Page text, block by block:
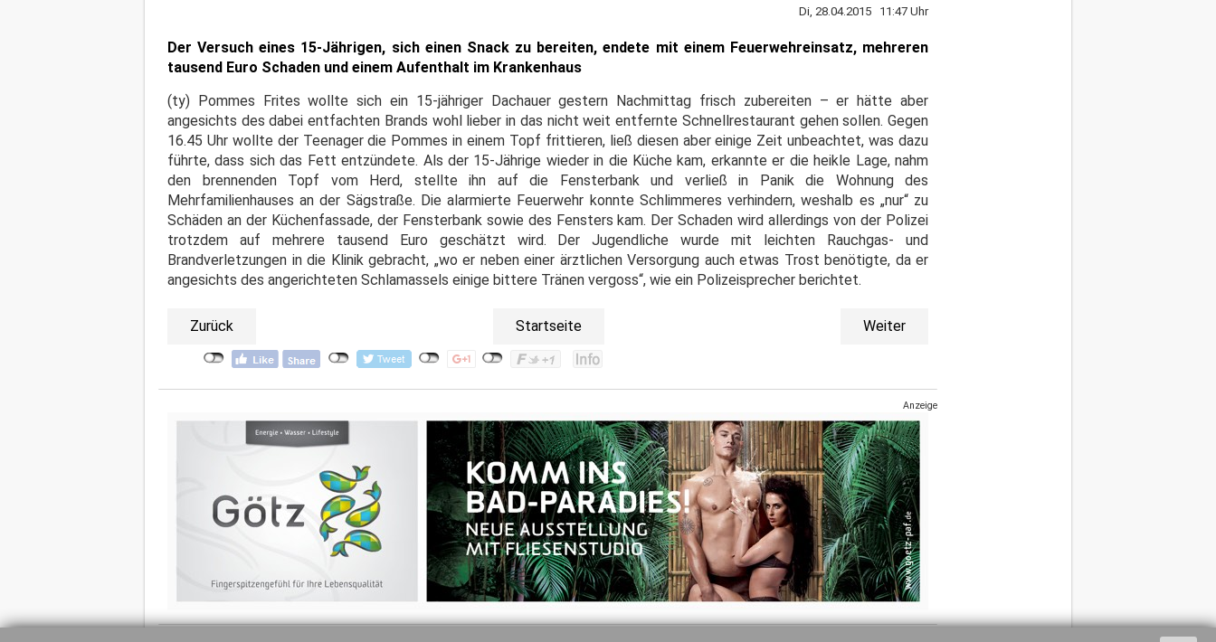
Di, 28.04.2015 11:47 Uhr
Der Versuch eines 15-Jährigen, sich einen Snack zu bereiten, endete mit einem Feuerwehreinsatz, mehreren
tausend Euro Schaden und einem Aufenthalt im Krankenhaus
(ty) Pommes Frites wollte sich ein 15-jähriger Dachauer gestern Nachmittag frisch zubereiten – er hätte aber
angesichts des dabei entfachten Brands wohl lieber in das nicht weit entfernte Schnellrestaurant gehen sollen. Gegen
16.45 Uhr wollte der Teenager die Pommes in einem Topf frittieren, ließ diesen aber einige Zeit unbeachtet, was dazu
führte, dass sich das Fett entzündete. Als der 15-Jährige wieder in die Küche kam, erkannte er die heikle Lage, nahm
den brennenden Topf vom Herd, stellte ihn auf die Fensterbank und verließ in Panik die Wohnung des
Mehrfamilienhauses an der Sägstraße. Die alarmierte Feuerwehr konnte Schlimmeres verhindern, weshalb es „nur“ zu
Schäden an der Küchenfassade, der Fensterbank sowie des Fensters kam. Der Schaden wird allerdings von der Polizei
trotzdem auf mehrere tausend Euro geschätzt wird. Der Jugendliche wurde mit leichten Rauchgas- und
Brandverletzungen in die Klinik gebracht, „wo er neben einer ärztlichen Versorgung auch etwas Trost benötigte, da er
angesichts des angerichteten Schlamassels einige bittere Tränen vergoss“, wie ein Polizeisprecher berichtet.
Zurück Startseite Weiter
Anzeige